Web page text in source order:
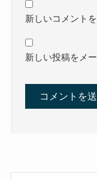
新しいコメント
新しい投稿をメ